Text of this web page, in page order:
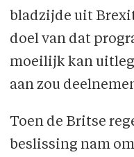
bladzijde uit
doel van dat
moeilijk kan
aan zou
Toen de Britse
beslissing nam